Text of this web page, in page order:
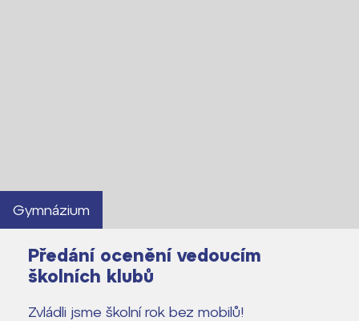
Gymnázium
Předání ocenění vedoucím
školních klubů
Zvládli jsme školní rok bez mobilů!